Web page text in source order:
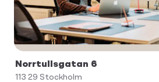
Norrtullsgatan 6
113 29 Stockholm